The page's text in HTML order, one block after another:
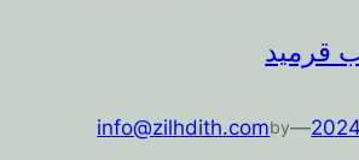
قرميد
—
by
info@zilhdith.com